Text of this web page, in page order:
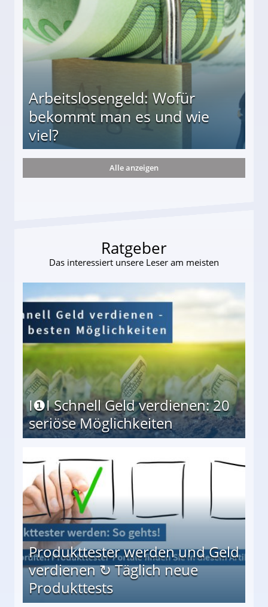
Arbeitslosengeld: Wofür
bekommt man es und wie
viel?
und wie viel?
Alle anzeigen
Ratgeber
Das interessiert unsere Leser am meisten
I❶I Schnell Geld verdienen: 20
seriöse Möglichkeiten
Produkttester werden und Geld
verdienen ↻ Täglich neue
Produkttests